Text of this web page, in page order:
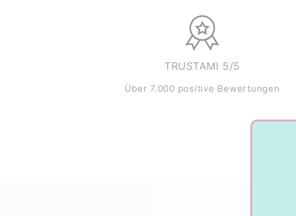
TRUSTAMI 5/5
Über 7.000 positive Bewertungen